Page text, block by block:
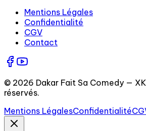
Mentions Légales
Confidentialité
CGV
Contact
© 2026 Dakar Fait Sa Comedy —
réservés.
Mentions LégalesConfidentialité